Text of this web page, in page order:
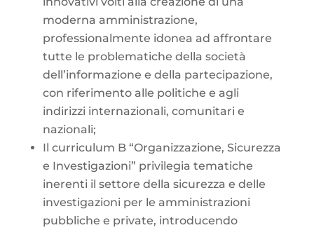
moderna amministrazione,
professionalmente idonea ad affrontare
tutte le problematiche della società
dell’informazione e della partecipazione,
con riferimento alle politiche e agli
indirizzi internazionali, comunitari e
nazionali;
Il curriculum B “Organizzazione, Sicurezza
e Investigazioni” privilegia tematiche
inerenti il settore della sicurezza e delle
investigazioni per le amministrazioni
pubbliche e private, introducendo